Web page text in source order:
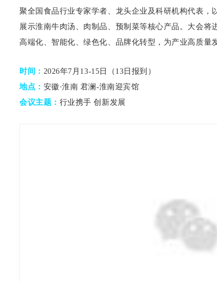
聚全国食品行业专家学者、龙头企业及科研机构代表
展示淮南牛肉汤、肉制品、预制菜等核心产品。大会
高端化、智能化、绿色化、品牌化转型，为产业高质量
时间： 2026年7月13-15日
（13日报到）
地点： 安徽·淮南 君澜-淮南迎宾馆
会议主题： 行业携手 创新发展